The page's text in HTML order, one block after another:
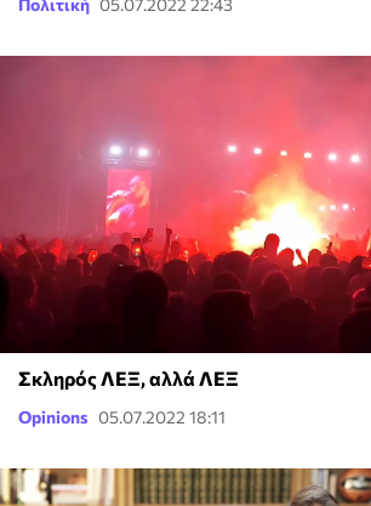
Σκληρός ΛΕΞ, αλλά ΛΕΞ
Opinions 05.07.2022 18:11